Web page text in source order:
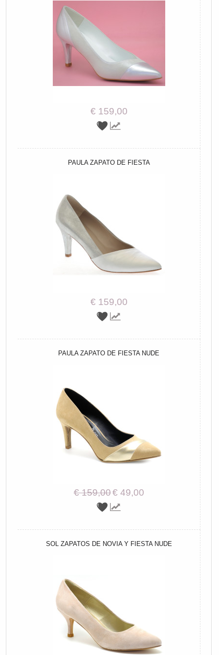
€ 159,00
PAULA ZAPATO DE FIESTA
€ 159,00
PAULA ZAPATO DE FIESTA NUDE
€ 159,00€ 49,00
SOL ZAPATOS DE NOVIA Y FIESTA NUDE